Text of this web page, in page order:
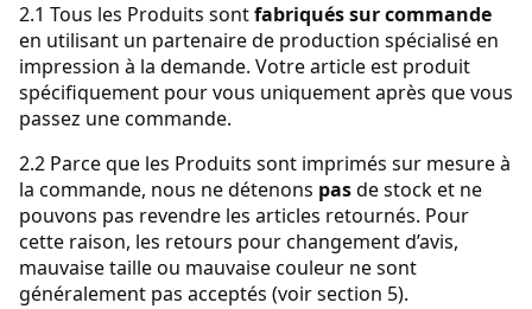
2.1 Tous les Produits sontfabriqués sur commande
en utilisant un partenaire de production spécialisé en
impression à la demande. Votre article est produit
spécifiquement pour vous uniquement après que vous
passez une commande.
2.2 Parce que les Produits sont imprimés sur mesure à
la commande, nous ne détenons pasde stock et ne
pouvons pas revendre les articles retournés. Pour
cette raison, les retours pour changement d’avis,
mauvaise taille ou mauvaise couleur ne sont
généralement pas acceptés (voir section 5).